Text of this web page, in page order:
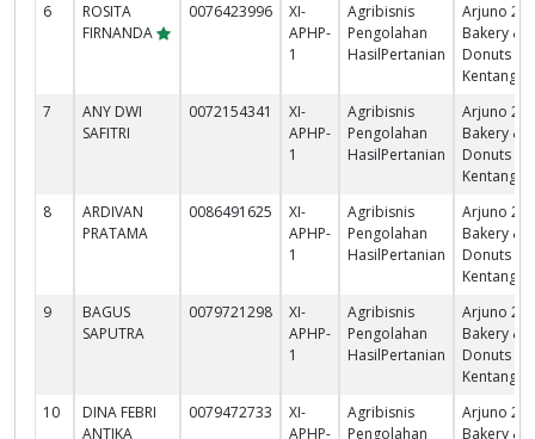
6
ROSITA
FIRNANDA
0076423996
XI-
APHP-
1
Agribisnis
Pengolahan
HasilPertanian
Arjuno 2
Bakery &
Donuts
Kentang
7
ANY DWI
SAFITRI
0072154341
XI-
APHP-
1
Agribisnis
Pengolahan
HasilPertanian
Arjuno 2
Bakery &
Donuts
Kentang
8
ARDIVAN
PRATAMA
0086491625
XI-
APHP-
1
Agribisnis
Pengolahan
HasilPertanian
Arjuno 2
Bakery &
Donuts
Kentang
9
BAGUS
SAPUTRA
0079721298
XI-
APHP-
1
Agribisnis
Pengolahan
HasilPertanian
Arjuno 2
Bakery &
Donuts
Kentang
10
DINA FEBRI
ANTIKA
0079472733
XI-
APHP-
Agribisnis
Pengolahan
Arjuno 2
Bakery &